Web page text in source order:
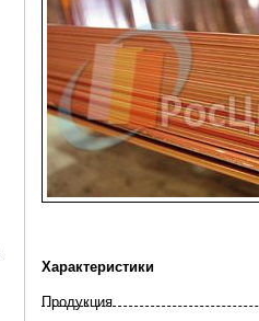
Характеристики
Продукция